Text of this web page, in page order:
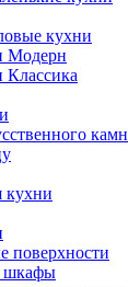
кухни
Модерн
Классика
кухни
поверхности
шкафы